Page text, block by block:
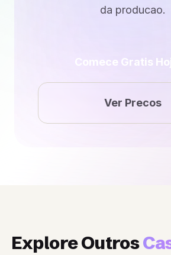
da producao.
Comece Gratis
Ver Precos
Explore Outros